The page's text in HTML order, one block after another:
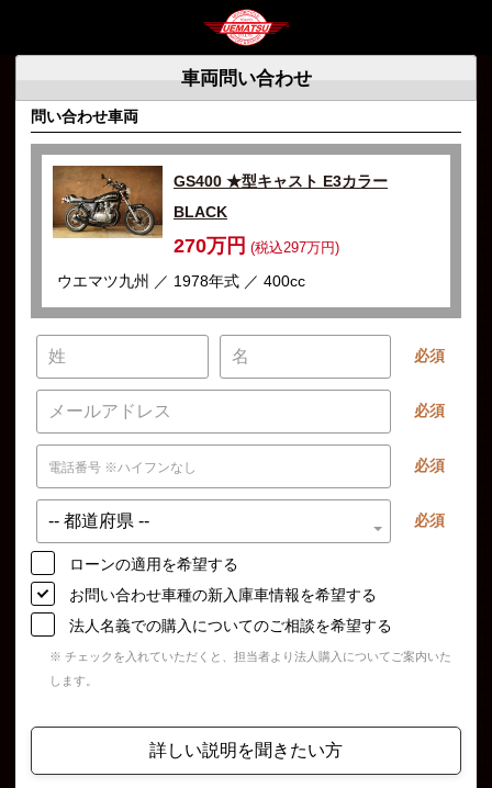
車両問い合わせ
問い合わせ車両
GS400 ★型キャスト E3カラー
BLACK
270万円 (税込297万円)
ウエマツ九州 ／ 1978年式 ／ 400cc
必須
必須
必須
必須
ローンの適用を希望する
お問い合わせ車種の新入庫車情報を希望する
法人名義での購入についてのご相談を希望する
※ チェックを入れていただくと、担当者より法人購入についてご案内いた
します。
詳しい説明を聞きたい方